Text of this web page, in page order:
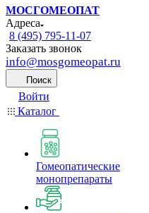
МОСГОМЕОПАТ
Адреса
8 (495) 795-11-07
Заказать звонок
info@mosgomeopat.ru
Поиск
Войти
Каталог
Гомеопатические
монопрепараты